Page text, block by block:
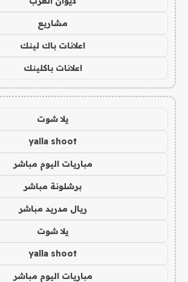
مشاريع
اعلانات باك لينك
اعلانات باكلينك
يلا شوت
yalla shoot
مباريات اليوم مباشر
برشلونة مباشر
ريال مدريد مباشر
يلا شوت
yalla shoot
مباريات اليوم مباشر